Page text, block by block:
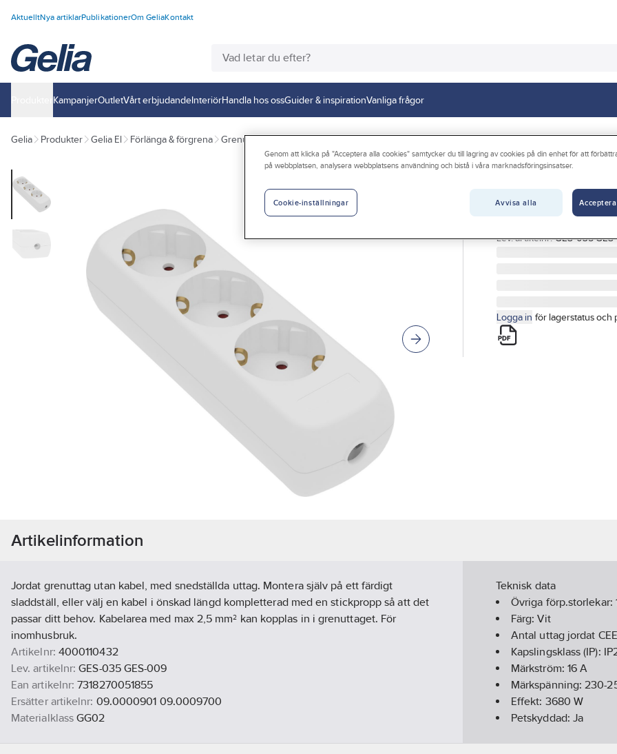
AktuelltNya artiklarPublikationerOm GeliaKontakt
KampanjerOutletVårt erbjudandeInteriörHandla hos ossGuider & inspirationVanliga frågor
Gelia Produkter Gelia El Förlänga & förgrena Grenuttag Grenuttag inomhus
Grenuttag,
GRENUTTAG 3-V JORD
Lev. artikelnr: GES-035
Logga in för lagerstatus och
Artikelinformation
Jordat grenuttag utan kabel, med snedställda uttag. Montera själv på ett färdigt
sladdställ, eller välj en kabel i önskad längd kompletterad med en stickpropp så att det
passar ditt behov. Kabelarea med max 2,5 mm² kan kopplas in i grenuttaget. För
inomhusbruk.
Artikelnr: 4000110432
Lev. artikelnr: GES-035 GES-009
Ean artikelnr: 7318270051855
Ersätter artikelnr: 09.0000901 09.0009700
Materialklass GG02
Teknisk data
Övriga förp.storlekar:
Färg:Vit
Antal uttag jordat
Kapslingsklass (IP):
Märkström: 16 A
Märkspänning:230-
Effekt: 3680 W
Petskyddad: Ja
Genom att klicka på "Acceptera alla cookies" samtycker du till lagring av cookies på din enhet för att
på webbplatsen, analysera webbplatsens användning och bistå i våra marknadsföringsinsatser.
Avvisa alla
Cookie-inställningar